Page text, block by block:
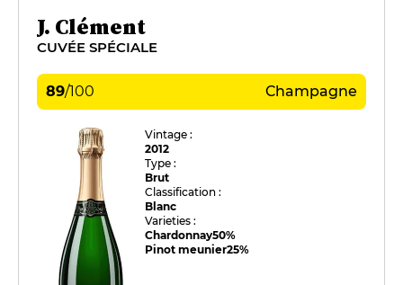
J. Clément
CUVÉE SPÉCIALE
89/100 Champagne
Vintage :
2012
Type :
Brut
Classification :
Blanc
Varieties :
Chardonnay50%
Pinot meunier25%